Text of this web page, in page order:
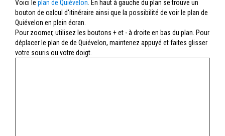
Voici le plan de Quiévelon . En haut à gauche du plan se trouve un
bouton de calcul d'itinéraire ainsi que la possibilité de voir le plan de
Quiévelon en plein écran.
Pour zoomer, utilisez les boutons + et - à droite en bas du plan. Pour
déplacer le plan de de Quiévelon, maintenez appuyé et faites glisser
votre souris ou votre doigt.